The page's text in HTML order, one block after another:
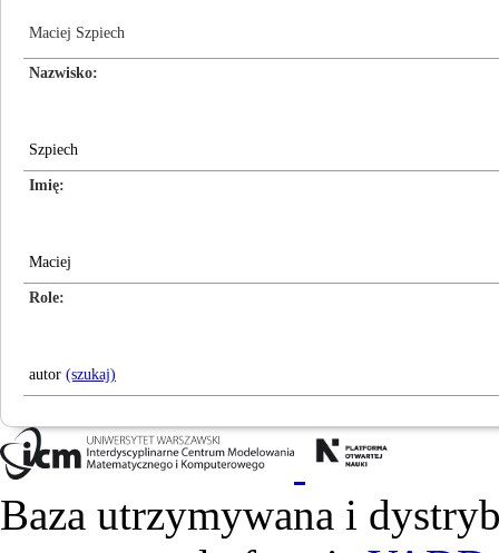
Maciej Szpiech
Nazwisko
Szpiech
Imię
Maciej
Role
autor (szukaj)
Baza utrzymywana i